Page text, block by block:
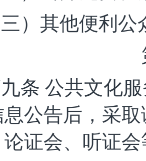
三）其他便利
条 公共文化
公告后，采
论证会、听证